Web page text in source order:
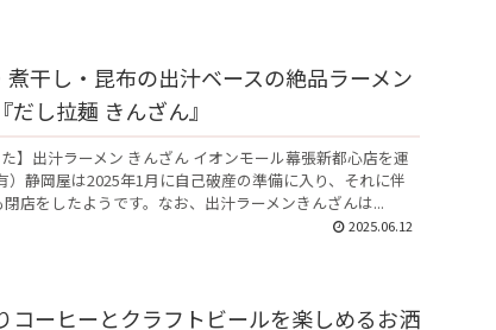
干し・昆布の出汁ベースの絶品ラーメン
し拉麺 きんざん』
】出汁ラーメン きんざん イオンモール幕張新都心店を運
）静岡屋は2025年1月に自己破産の準備に入り、それに伴
店をしたようです。なお、出汁ラーメンきんざんは...
2025.06.12
コーヒーとクラフトビールを楽しめるお洒